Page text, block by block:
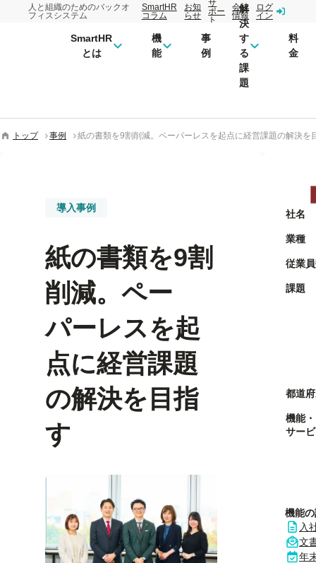
人と組織のためのバックオ
フィスシステム
SmartHR
コラム
お知
らせ
サ
ポー
ト
会社
情報
ログ
イン
SmartHR
とは
機
能
事
例
解
決
す
る
課
題
料
金
トップ 事例 紙の書類を9割削減。ペーパーレスを起点に経営課題の解決を
導入事例
紙の書類を9割
削減。ペー
パーレスを起
点に経営課題
の解決を目指
す
社名
業種
従業
課題
都道
機能・
サー
機能
入
文
年